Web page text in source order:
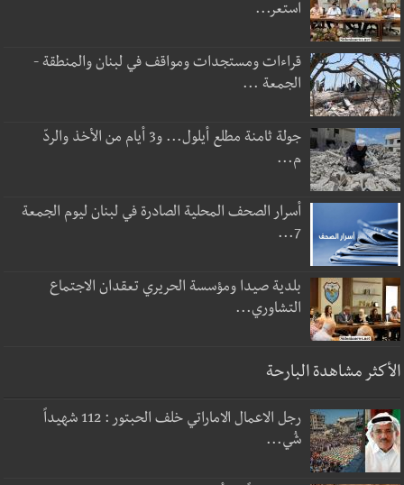
استعر...
قراءات ومستجدات ومواقف في لبنان والمنطقة -
الجمعة ...
جولة ثامنة مطلع أيلول... و3 أيام من الأخذ والردّ
م...
أسرار الصحف المحلية الصادرة في لبنان ليوم الجمعة
7...
بلدية صيدا ومؤسسة الحريري تعقدان الاجتماع
التشاوري...
الأكثر مشاهدة البارحة
رجل الاعمال الاماراتي خلف الحبتور : 112 شهيداً
شُي...